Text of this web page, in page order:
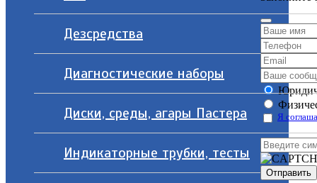
Дезсредства
Диагностические наборы
Диски, среды, агары Пастера
Индикаторные трубки, тесты
Я